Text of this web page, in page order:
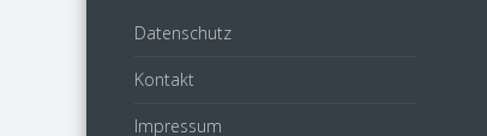
Datenschutz
Kontakt
Impressum